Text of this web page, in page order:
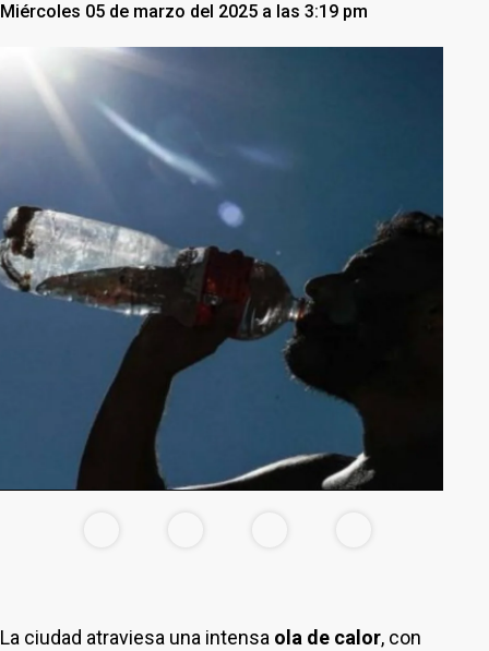
Miércoles 05 de marzo del 2025 a las 3:19 pm
La ciudad atraviesa una intensa ola de calor, con